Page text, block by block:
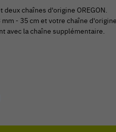
chaînes d'origine OREGON.
- 35 cm et votre chaîne
avec la chaîne supplémentaire.